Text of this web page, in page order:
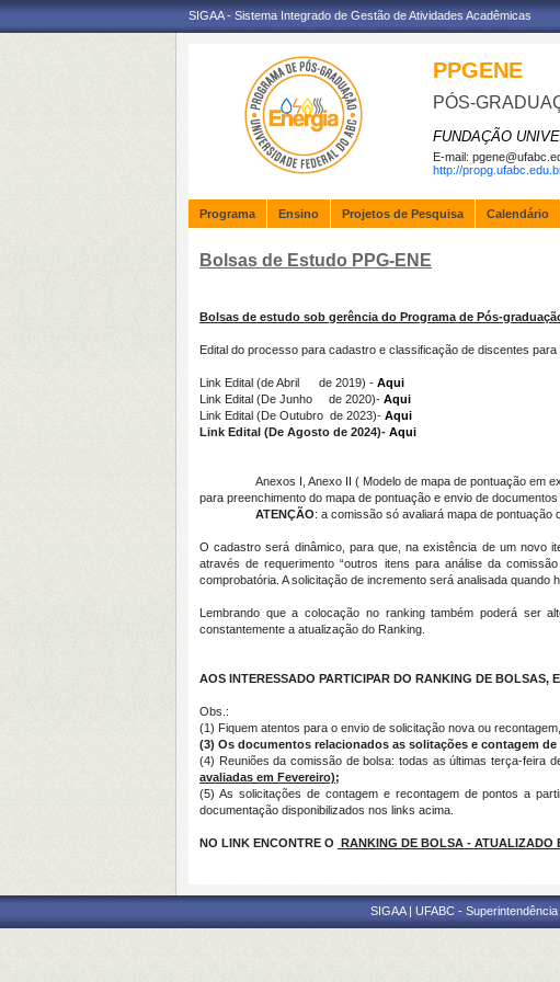
SIGAA - Sistema Integrado de Gestão de Atividades Acadêmicas
PPGENE
PÓS-
FUNDAÇÃO
E-mail:
http://
Programa Ensino Projetos de Pesquisa Calendário
Bolsas de Estudo PPG-ENE
Bolsas de estudo sob gerência do Programa de Pós-
Edital do processo para cadastro e classificação de discentes
Link Edital (de Abril de 2019) - Aqui
Link Edital (De Junho de 2020)- Aqui
Link Edital (De Outubro de 2023)- Aqui
Link Edital (De Agosto de 2024)- Aqui
Anexos I, Anexo II ( Modelo de mapa de pontuação em
para preenchimento do mapa de pontuação e envio de documentos
ATENÇÃO: a comissão só avaliará mapa de pontuação
O cadastro será dinâmico, para que, na existência de um novo
através de requerimento “outros itens para análise da
comprobatória. A solicitação de incremento será analisada
Lembrando que a colocação no ranking também poderá ser
constantemente a atualização do Ranking.
AOS INTERESSADO PARTICIPAR DO RANKING DE BOLSAS,
Obs.:
(1) Fiquem atentos para o envio de solicitação nova ou
(3) Os documentos relacionados as solitações e contagem
(4) Reuniões da comissão de bolsa: todas as últimas terça-feira
avaliadas em Fevereiro);
(5) As solicitações de contagem e recontagem de pontos a
documentação disponibilizados nos links acima.
NO LINK ENCONTRE O RANKING DE BOLSA - ATUALIZADO
SIGAA | UFABC -